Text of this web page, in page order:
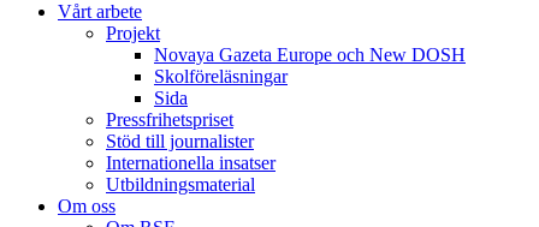
Vårt arbete
Projekt
Novaya Gazeta Europe och New DOSH
Skolföreläsningar
Sida
Pressfrihetspriset
Stöd till journalister
Internationella insatser
Utbildningsmaterial
Om oss